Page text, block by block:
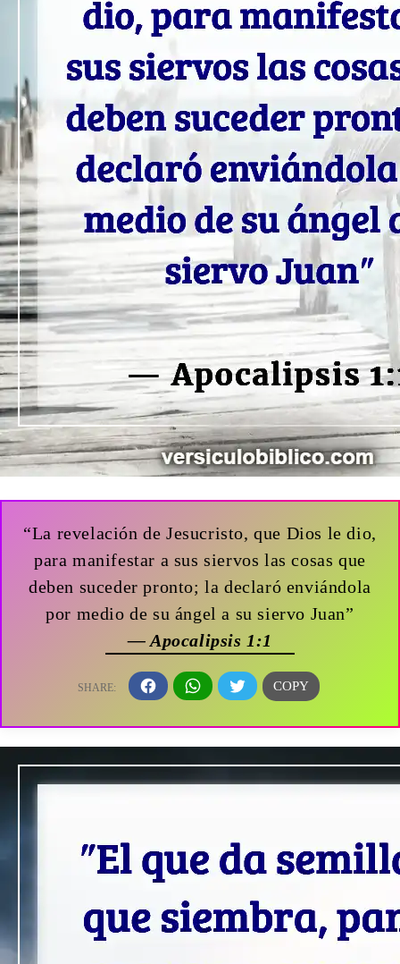
“La revelación de Jesucristo, que Dios le dio,
para manifestar a sus siervos las cosas que
deben suceder pronto; la declaró enviándola
por medio de su ángel a su siervo Juan”
— Apocalipsis 1:1